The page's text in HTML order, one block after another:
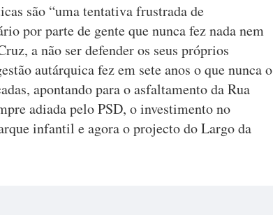
são “uma tentativa frustrada de
por parte de gente que nunca fez nada nem
a não ser defender os seus próprios
autárquica fez em sete anos o que nunca o
apontando para o asfaltamento da Rua
adiada pelo PSD, o investimento no
infantil e agora o projecto do Largo da